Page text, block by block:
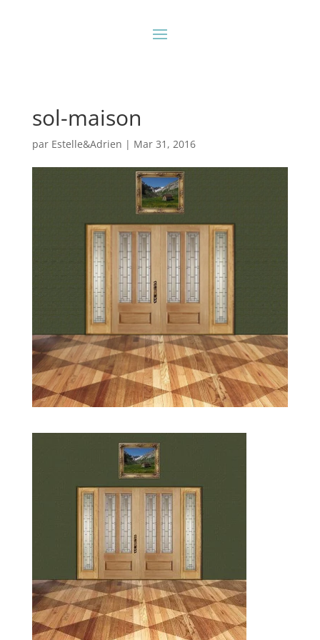
sol-maison
par Estelle&Adrien | Mar 31, 2016